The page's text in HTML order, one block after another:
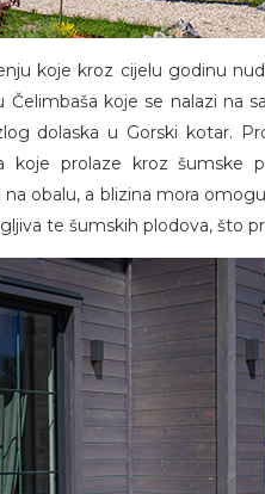
koje kroz cijelu godinu
Čelimbaša koje se nalazi na
dolaska u Gorski kotar.
koje prolaze kroz šumske
obalu, a blizina mora
te šumskih plodova, što